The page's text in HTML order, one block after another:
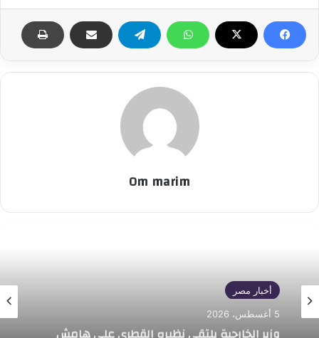
Om marim
أخبار مصر
5 أغسطس، 2026
أخبار مصر
5 أغسطس، 2026